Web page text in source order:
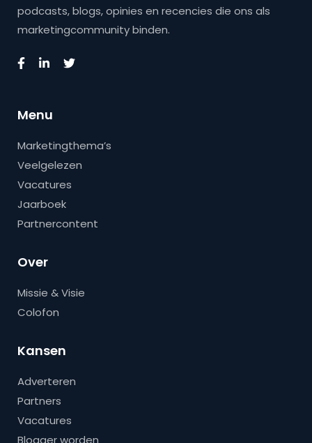
podcasts, blogs, opinies en recencies die ons als
marketingcommunity binden.
Menu
Marketingthema’s
Veelgelezen
Vacatures
Jaarboek
Partnercontent
Over
Missie & Visie
Colofon
Kansen
Adverteren
Partners
Vacatures
Blogger worden